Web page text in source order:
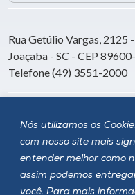
Nós utilizamos os
com nosso site mais
entender melhor como
assim podemos
você. Para mais
Rua Getúlio Vargas, 2125
Joaçaba - SC - CEP
Telefone (49) 3551-2000
Siga a Unoesc